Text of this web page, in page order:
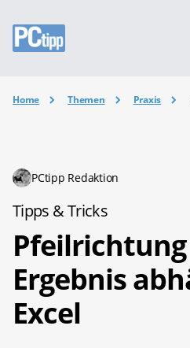
Home Themen Praxis
PCtipp Redaktion
Tipps & Tricks
Ergebnis
Excel